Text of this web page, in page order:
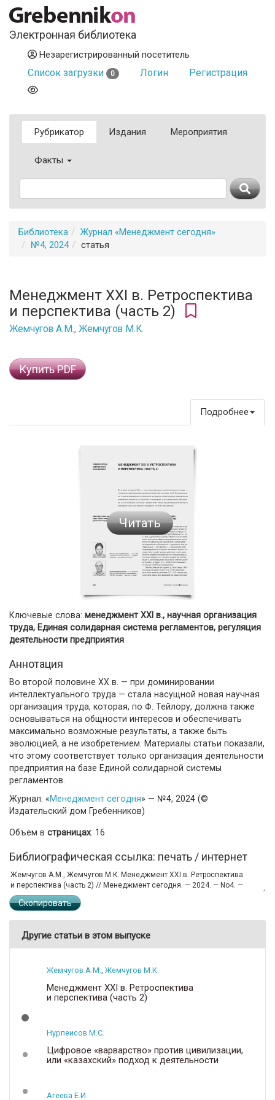
Электронная библиотека
Незарегистрированный посетитель
Список загрузки 0 Логин Регистрация
Рубрикатор Издания Мероприятия
Факты
Библиотека
Журнал «Менеджмент сегодня»
№4, 2024
статья
Менеджмент XXI в. Ретроспектива
и перспектива (часть 2)
Жемчугов А.М., Жемчугов М.К.
Купить PDF
Подробнее
Читать
Ключевые слова: менеджмент XXI в., научная организация
труда, Единая солидарная система регламентов, регуляция
деятельности предприятия
Аннотация
Во второй половине XX в. — при доминировании
интеллектуального труда — стала насущной новая научная
организация труда, которая, по Ф. Тейлору, должна также
основываться на общности интересов и обеспечивать
максимально возможные результаты, а также быть
эволюцией, а не изобретением. Материалы статьи показали,
что этому соответствует только организация деятельности
предприятия на базе Единой солидарной системы
регламентов.
Журнал: «Менеджмент сегодня» — №4, 2024 (©
Издательский дом Гребенников)
Объем в страницах: 16
Библиографическая ссылка: печать / интернет
Скопировать
Другие статьи в этом выпуске
Жемчугов А.М. Жемчугов М.К.
Менеджмент XXI в. Ретроспектива
и перспектива (часть 2)
Нурпеисов М.С.
Цифровое «варварство» против цивилизации,
или «казахский» подход к деятельности
Агеева Е.И.